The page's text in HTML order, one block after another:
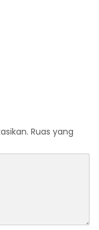
Ruas yang